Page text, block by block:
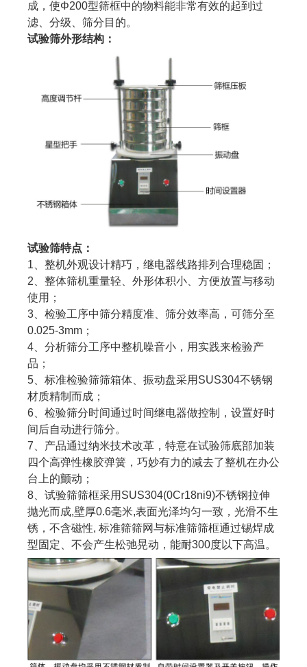
成，使Φ200型筛框中的物料能非常有效的起到过
滤、分级、筛分目的。
试验筛外形结构：
试验筛特点：
1、整机外观设计精巧，继电器线路排列合理稳固；
2、整体筛机重量轻、外形体积小、方便放置与移动
使用；
3、检验工序中筛分精度准、筛分效率高，可筛分至
0.025-3mm；
4、分析筛分工序中整机噪音小，用实践来检验产
品；
5、标准检验筛筛箱体、振动盘采用SUS304不锈钢
材质精制而成；
6、检验筛分时间通过时间继电器做控制，设置好时
间后自动进行筛分。
7、产品通过纳米技术改革，特意在试验筛底部加装
四个高弹性橡胶弹簧，巧妙有力的减去了整机在办公
台上的颤动；
8、试验筛筛框采用SUS304(0Cr18ni9)不锈钢拉伸
抛光而成,壁厚0.6毫米,表面光泽均匀一致，光滑不生
锈，不含磁性, 标准筛筛网与标准筛筛框通过锡焊成
型固定、不会产生松弛晃动，能耐300度以下高温。